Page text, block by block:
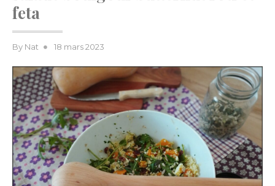
feta
By Nat
Posted
18 mars 2023